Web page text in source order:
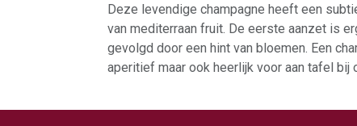
Deze levendige champagne heeft een
van mediterraan fruit. De eerste aanzet is
gevolgd door een hint van bloemen. Een
aperitief maar ook heerlijk voor aan tafel bij